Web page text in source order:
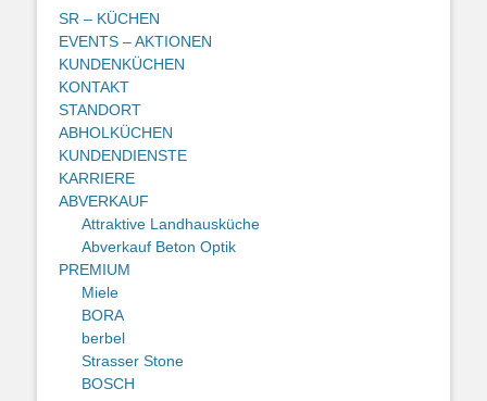
SR – KÜCHEN
EVENTS – AKTIONEN
KUNDENKÜCHEN
KONTAKT
STANDORT
ABHOLKÜCHEN
KUNDENDIENSTE
KARRIERE
ABVERKAUF
Attraktive Landhausküche
Abverkauf Beton Optik
PREMIUM
Miele
BORA
berbel
Strasser Stone
BOSCH